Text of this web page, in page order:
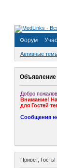
Форум
Активные
Объявление
Добро
Внимание!
для Гостей
Сообщения
Привет, Гость!